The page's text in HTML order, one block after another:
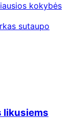
kokybės
sutaupo
likusiems